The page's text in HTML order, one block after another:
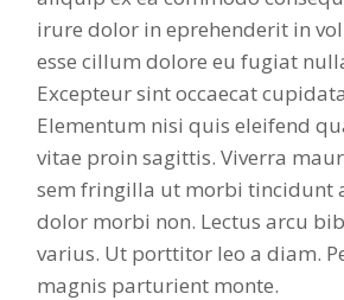
irure dolor in eprehenderit in
esse cillum dolore eu fugiat
Excepteur sint occaecat
Elementum nisi quis eleifend
vitae proin sagittis. Viverra
sem fringilla ut morbi tincidunt
dolor morbi non. Lectus arcu
varius. Ut porttitor leo a diam.
magnis parturient monte.